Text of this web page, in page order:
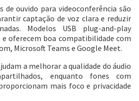
de ouvido para videoconferência são
captação de voz clara e reduzir
Modelos USB plug-and-play
oferecem boa compatibilidade com
Microsoft Teams e Google Meet.
a melhorar a qualidade do áudio
enquanto fones com
mais foco e privacidade